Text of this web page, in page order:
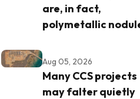
are, in fact,
polymetallic
Aug 05, 2026
Many CCS projects
may falter quietly